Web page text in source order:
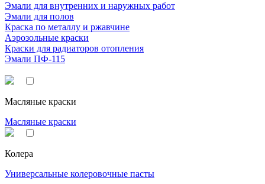
Эмали для внутренних и наружных работ
Эмали для полов
Краска по металлу и ржавчине
Аэрозольные краски
Краски для радиаторов отопления
Эмали ПФ-115
Масляные краски
Масляные краски
Колера
Универсальные колеровочные пасты